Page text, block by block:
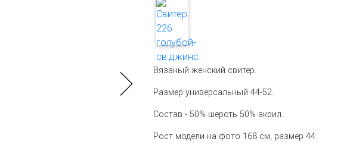
Вязаный женский свитер.
Размер универсальный 44-52.
Состав - 50% шерсть 50% акрил.
Рост модели на фото 168 см, размер 44.